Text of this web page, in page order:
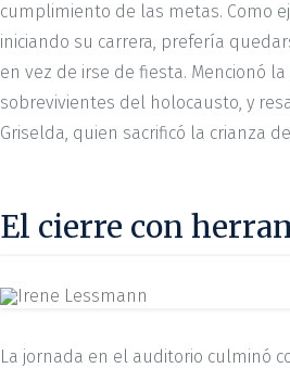
cumplimiento de las metas. Como
iniciando su carrera, prefería
en vez de irse de fiesta. Mencionó
sobrevivientes del holocausto, y
Griselda, quien sacrificó la crianza
El cierre con
La jornada en el auditorio culminó